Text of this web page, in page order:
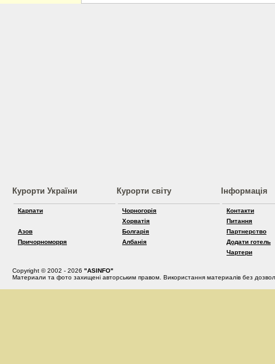
Курорти України
Карпати
Азов
Причорноморря
Курорти світу
Чорногорія
Хорватія
Болгарія
Албанія
Інформація
Контакти
Питання
Партнерство
Додати готель
Чартери
Copyright © 2002 - 2026 "ASINFO"
Материали та фото захищені авторським правом. Використання материалів без